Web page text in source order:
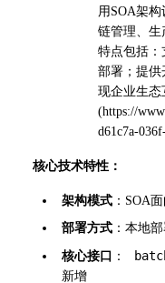
用SOA架
链管理、生
特点包括：
部署；提供
(https://
d61c7a-
核心技术特性：
架构模式 ：SOA
部署方式 ：本地
核心接口 ：
新增